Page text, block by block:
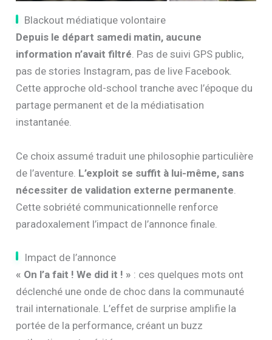
Blackout médiatique volontaire
Depuis le départ samedi matin, aucune
information n’avait filtré. Pas de suivi GPS public,
pas de stories Instagram, pas de live Facebook.
Cette approche old-school tranche avec l’époque du
partage permanent et de la médiatisation
instantanée.
Ce choix assumé traduit une philosophie particulière
de l’aventure. L’exploit se suffit à lui-même, sans
nécessiter de validation externe permanente
Cette sobriété communicationnelle renforce
paradoxalement l’impact de l’annonce finale.
Impact de l’annonce
« On l’a fait ! We did it ! » : ces quelques mots ont
déclenché une onde de choc dans la communauté
trail internationale. L’effet de surprise amplifie la
portée de la performance, créant un buzz